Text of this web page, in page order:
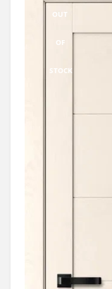
OUT
OF
STOCK